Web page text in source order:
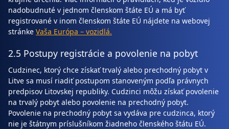
nadobudnuté v jednom členskom štáte EÚ a má byť
registrované v inom členskom štáte EÚ nájdete na webovej
stránke Vaša Európa – vozidlá.
2.5 Postupy registrácie a povolenie na pobyt
Cudzinec, ktorý chce získať trvalý alebo prechodný pobyt v
Litve sa musí riadiť postupom stanoveným podľa právnych
predpisov Litovskej republiky. Cudzinci môžu získať povolenie
na trvalý pobyt alebo povolenie na prechodný pobyt.
Povolenie na prechodný pobyt sa vydáva pre cudzinca, ktorý
nie je štátnym príslušníkom žiadneho členského štátu EÚ.